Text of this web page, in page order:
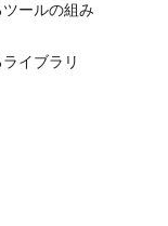
ールの組み
イブラリ